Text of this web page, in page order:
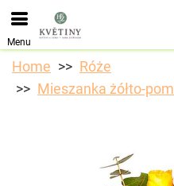
Przyjmujemy
sklepu internetowego.
to 10.08.2026
Menu
Home
Róże
Mieszanka żółto-